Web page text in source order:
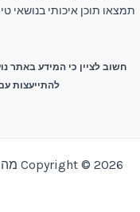
תמצאו תוכן איכותי בנושאי
חשוב לציין כי המידע באתר
להתייעצות
Copyright © 2026 מהממת | Powered by